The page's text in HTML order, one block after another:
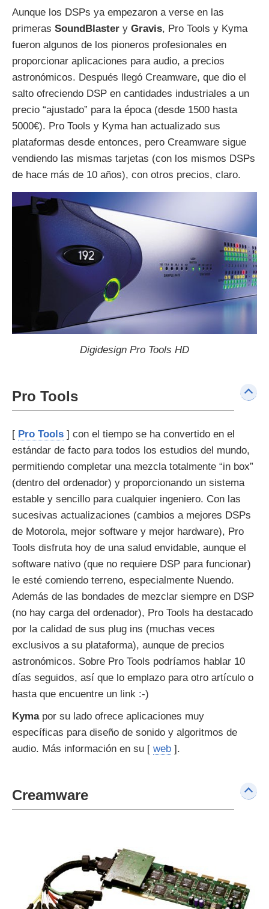
Aunque los DSPs ya empezaron a verse en las
primeras SoundBlaster y Gravis, Pro Tools y Kyma
fueron algunos de los pioneros profesionales en
proporcionar aplicaciones para audio, a precios
astronómicos. Después llegó Creamware, que dio el
salto ofreciendo DSP en cantidades industriales a un
precio “ajustado” para la época (desde 1500 hasta
5000€). Pro Tools y Kyma han actualizado sus
plataformas desde entonces, pero Creamware sigue
vendiendo las mismas tarjetas (con los mismos DSPs
de hace más de 10 años), con otros precios, claro.
Digidesign Pro Tools HD
Pro Tools
[ Pro Tools ] con el tiempo se ha convertido en el
estándar de facto para todos los estudios del mundo,
permitiendo completar una mezcla totalmente “in box”
(dentro del ordenador) y proporcionando un sistema
estable y sencillo para cualquier ingeniero. Con las
sucesivas actualizaciones (cambios a mejores DSPs
de Motorola, mejor software y mejor hardware), Pro
Tools disfruta hoy de una salud envidable, aunque el
software nativo (que no requiere DSP para funcionar)
le esté comiendo terreno, especialmente Nuendo.
Además de las bondades de mezclar siempre en DSP
(no hay carga del ordenador), Pro Tools ha destacado
por la calidad de sus plug ins (muchas veces
exclusivos a su plataforma), aunque de precios
astronómicos. Sobre Pro Tools podríamos hablar 10
días seguidos, así que lo emplazo para otro artículo o
hasta que encuentre un link :-)
Kymapor su lado ofrece aplicaciones muy
específicas para diseño de sonido y algoritmos de
audio. Más información en su [ web ].
Creamware